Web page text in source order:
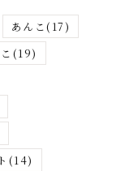
あんこ(17)
(19)
(14)